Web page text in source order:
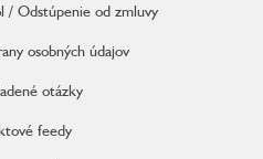
/ Odstúpenie od zmluvy
osobných údajov
otázky
feedy